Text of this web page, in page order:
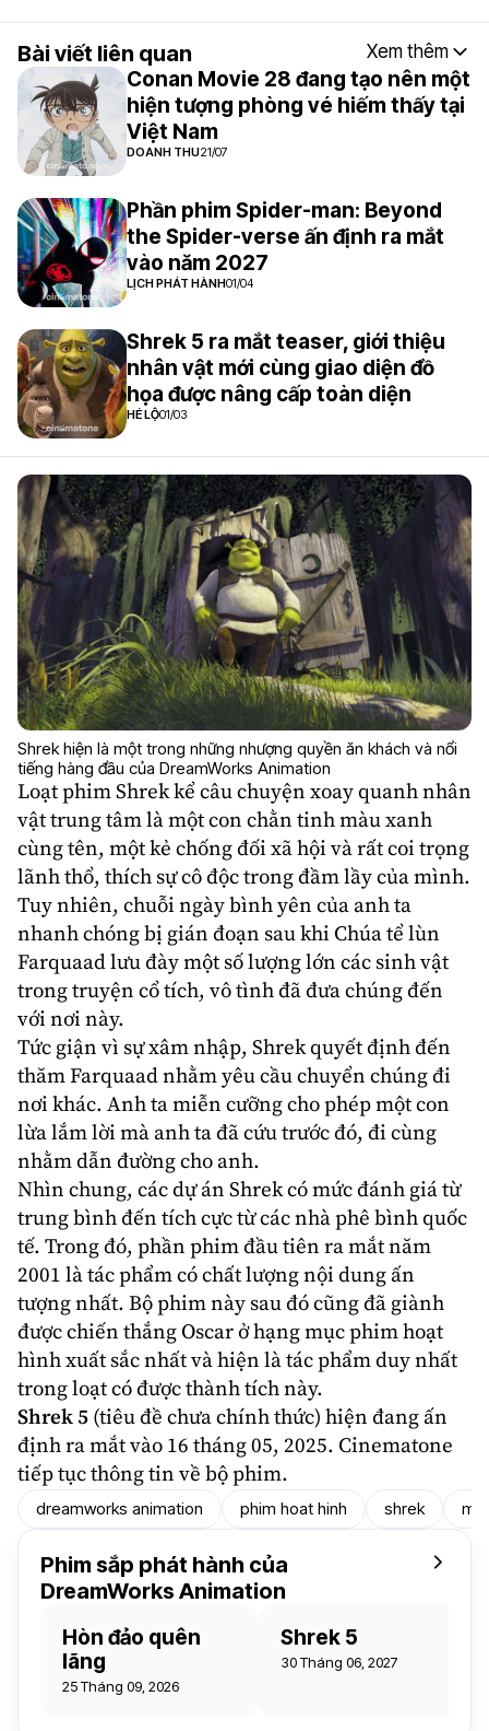
Bài viết liên quan Xem thêm
Conan Movie 28 đang tạo nên một
hiện tượng phòng vé hiếm thấy tại
Việt Nam
DOANH THU21/07
Phần phim Spider-man: Beyond
the Spider-verse ấn định ra mắt
vào năm 2027
LỊCH PHÁT HÀNH01/04
Shrek 5 ra mắt teaser, giới thiệu
nhân vật mới cùng giao diện đồ
họa được nâng cấp toàn diện
HÉ LỘ01/03
Shrek hiện là một trong những nhượng quyền ăn khách và nổi
tiếng hàng đầu của DreamWorks Animation
Loạt phim Shrek kể câu chuyện xoay quanh nhân
vật trung tâm là một con chằn tinh màu xanh
cùng tên, một kẻ chống đối xã hội và rất coi trọng
lãnh thổ, thích sự cô độc trong đầm lầy của mình.
Tuy nhiên, chuỗi ngày bình yên của anh ta
nhanh chóng bị gián đoạn sau khi Chúa tể lùn
Farquaad lưu đày một số lượng lớn các sinh vật
trong truyện cổ tích, vô tình đã đưa chúng đến
với nơi này.
Tức giận vì sự xâm nhập, Shrek quyết định đến
thăm Farquaad nhằm yêu cầu chuyển chúng đi
nơi khác. Anh ta miễn cưỡng cho phép một con
lừa lắm lời mà anh ta đã cứu trước đó, đi cùng
nhằm dẫn đường cho anh.
Nhìn chung, các dự án Shrek có mức đánh giá từ
trung bình đến tích cực từ các nhà phê bình quốc
tế. Trong đó, phần phim đầu tiên ra mắt năm
2001 là tác phẩm có chất lượng nội dung ấn
tượng nhất. Bộ phim này sau đó cũng đã giành
được chiến thắng Oscar ở hạng mục phim hoạt
hình xuất sắc nhất và hiện là tác phẩm duy nhất
trong loạt có được thành tích này.
Shrek 5 (tiêu đề chưa chính thức) hiện đang ấn
định ra mắt vào 16 tháng 05, 2025. Cinematone
tiếp tục thông tin về bộ phim.
dreamworks animation phim hoat hinh shrek
Phim sắp phát hành của
DreamWorks Animation
Hòn đảo quên
lãng
25 Tháng 09, 2026
Shrek 5
30 Tháng 06, 2027